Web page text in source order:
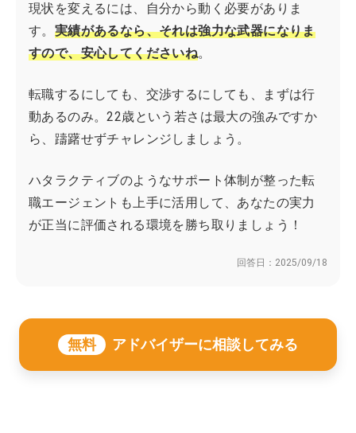
現状を変えるには、自分から動く必要がありま
す。 実績があるなら、それは強力な武器になりま
すので、安心してくださいね。
転職するにしても、交渉するにしても、まずは行
動あるのみ。22歳という若さは最大の強みですか
ら、躊躇せずチャレンジしましょう。
ハタラクティブのようなサポート体制が整った転
職エージェントも上手に活用して、あなたの実力
が正当に評価される環境を勝ち取りましょう！
回答日： 2025/09/18
無料 アドバイザーに相談してみる